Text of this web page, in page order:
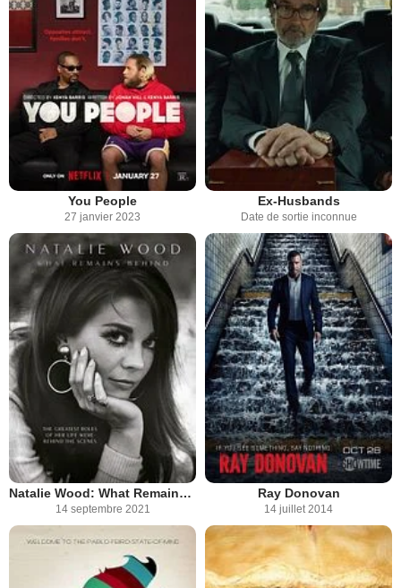
You People
27 janvier 2023
Ex-Husbands
Date de sortie inconnue
Natalie Wood: What Remains Behind
14 septembre 2021
Ray Donovan
14 juillet 2014